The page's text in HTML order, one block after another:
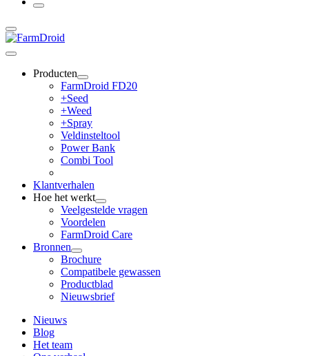
Producten
FarmDroid FD20
+Seed
+Weed
+Spray
Veldinsteltool
Power Bank
Combi Tool
Klantverhalen
Hoe het werkt
Veelgestelde vragen
Voordelen
FarmDroid Care
Bronnen
Brochure
Compatibele gewassen
Productblad
Nieuwsbrief
Nieuws
Blog
Het team